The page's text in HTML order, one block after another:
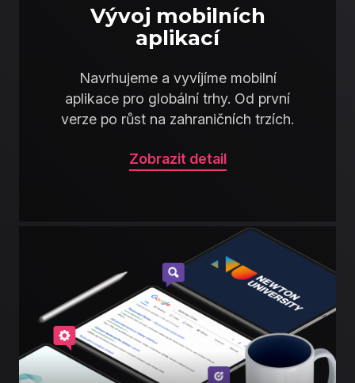
Vývoj mobilních
aplikací
Navrhujeme a vyvíjíme mobilní
aplikace pro globální trhy. Od první
verze po růst na zahraničních trzích.
Zobrazit detail